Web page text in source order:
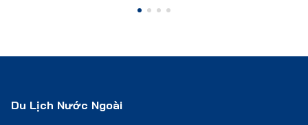
Du Lịch Nước Ngoài